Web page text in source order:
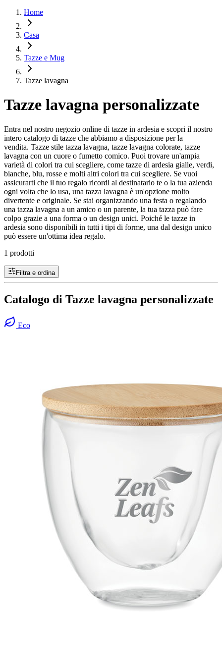
Home
Casa
Tazze e Mug
Tazze lavagna
Tazze lavagna personalizzate
Entra nel nostro negozio online di tazze in ardesia e scopri il nostro
intero catalogo di tazze che abbiamo a disposizione per la
vendita. Tazze stile tazza lavagna, tazze lavagna colorate, tazze
lavagna con un cuore o fumetto comico. Puoi trovare un'ampia
varietà di colori tra cui scegliere, come tazze di ardesia gialle, verdi,
bianche, blu, rosse e molti altri colori tra cui scegliere. Se vuoi
assicurarti che il tuo regalo ricordi al destinatario te o la tua azienda
ogni volta che lo usa, una tazza lavagna è un'opzione molto
divertente e originale. Se stai organizzando una festa o regalando
una tazza lavagna a un amico o un parente, la tua tazza può fare
colpo grazie a una forma o un design unici. Poiché le tazze in
ardesia sono disponibili in tutti i tipi di forme, una dal design unico
può essere un'ottima idea regalo.
1 prodotti
Filtra e ordina
Catalogo di Tazze lavagna personalizzate
Eco